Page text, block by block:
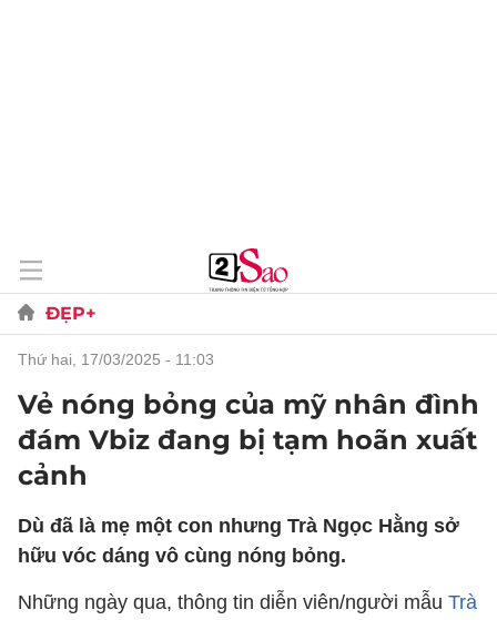
ĐẸP+
thứ hai, 17/03/2025 - 11:03
Vẻ nóng bỏng của mỹ nhân đình
đám Vbiz đang bị tạm hoãn xuất
cảnh
Dù đã là mẹ một con nhưng Trà Ngọc Hằng sở
hữu vóc dáng vô cùng nóng bỏng.
Những ngày qua, thông tin diễn viên/người mẫu Trà